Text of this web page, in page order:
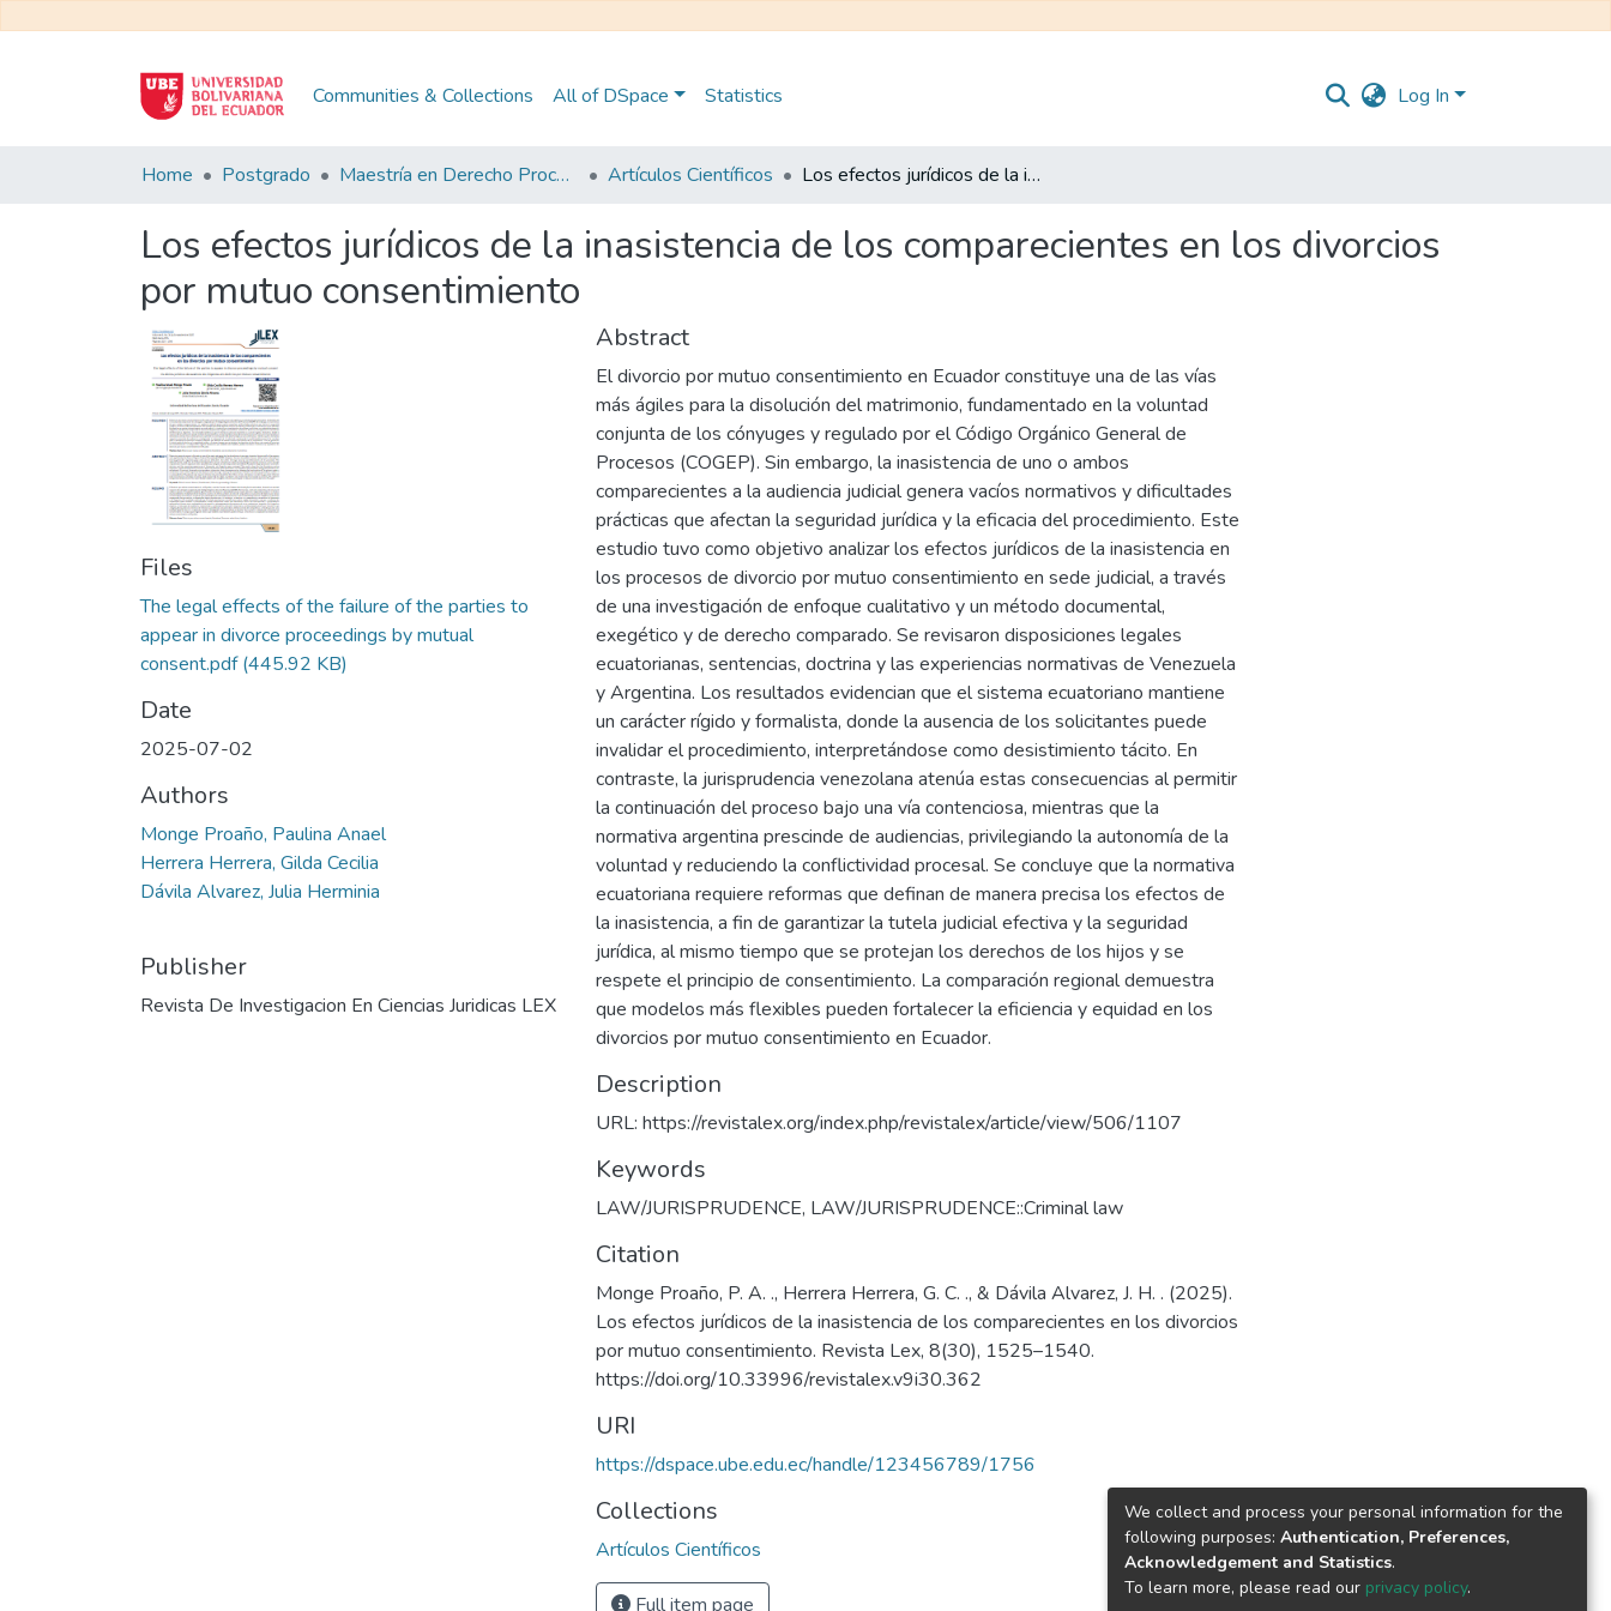
Communities & Collections All of DSpace Statistics Log In
Home Postgrado Maestría en Derecho Procesal Artículos Científicos Los efectos jurídicos de la inasistencia de los comparecientes en los divorcios por mutuo consentimiento
Los efectos jurídicos de la inasistencia de los comparecientes en los divorcios
por mutuo consentimiento
Files
The legal effects of the failure of the parties to
appear in divorce proceedings by mutual
consent.pdf(445.92 KB)
Date
2025-07-02
Authors
Monge Proaño, Paulina Anael
Herrera Herrera, Gilda Cecilia
Dávila Alvarez, Julia Herminia
Publisher
Revista De Investigacion En Ciencias Juridicas LEX
Abstract
El divorcio por mutuo consentimiento en Ecuador constituye una de las vías
más ágiles para la disolución del matrimonio, fundamentado en la voluntad
conjunta de los cónyuges y regulado por el Código Orgánico General de
Procesos (COGEP). Sin embargo, la inasistencia de uno o ambos
comparecientes a la audiencia judicial genera vacíos normativos y dificultades
prácticas que afectan la seguridad jurídica y la eficacia del procedimiento. Este
estudio tuvo como objetivo analizar los efectos jurídicos de la inasistencia en
los procesos de divorcio por mutuo consentimiento en sede judicial, a través
de una investigación de enfoque cualitativo y un método documental,
exegético y de derecho comparado. Se revisaron disposiciones legales
ecuatorianas, sentencias, doctrina y las experiencias normativas de Venezuela
y Argentina. Los resultados evidencian que el sistema ecuatoriano mantiene
un carácter rígido y formalista, donde la ausencia de los solicitantes puede
invalidar el procedimiento, interpretándose como desistimiento tácito. En
contraste, la jurisprudencia venezolana atenúa estas consecuencias al permitir
la continuación del proceso bajo una vía contenciosa, mientras que la
normativa argentina prescinde de audiencias, privilegiando la autonomía de la
voluntad y reduciendo la conflictividad procesal. Se concluye que la normativa
ecuatoriana requiere reformas que definan de manera precisa los efectos de
la inasistencia, a fin de garantizar la tutela judicial efectiva y la seguridad
jurídica, al mismo tiempo que se protejan los derechos de los hijos y se
respete el principio de consentimiento. La comparación regional demuestra
que modelos más flexibles pueden fortalecer la eficiencia y equidad en los
divorcios por mutuo consentimiento en Ecuador.
Description
URL: https://revistalex.org/index.php/revistalex/article/view/506/1107
Keywords
LAW/JURISPRUDENCE, LAW/JURISPRUDENCE::Criminal law
Citation
Monge Proaño, P. A. ., Herrera Herrera, G. C. ., & Dávila Alvarez, J. H. . (2025).
Los efectos jurídicos de la inasistencia de los comparecientes en los divorcios
por mutuo consentimiento. Revista Lex, 8(30), 1525–1540.
https://doi.org/10.33996/revistalex.v9i30.362
URI
https://dspace.ube.edu.ec/handle/123456789/1756
Collections
Artículos Científicos
Full item page
We collect and process your personal information for the
following purposes: Authentication, Preferences,
Acknowledgement and Statistics.
To learn more, please read our privacy policy.